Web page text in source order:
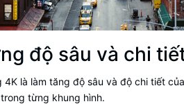
độ sâu và chi
4K là làm tăng độ sâu và độ chi tiết
từng khung hình.